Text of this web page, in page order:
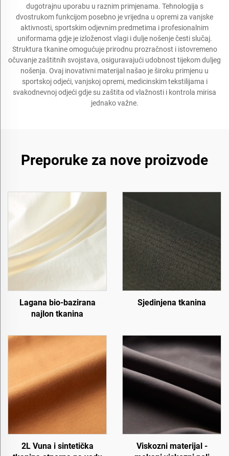
dugotrajnu uporabu u raznim primjenama. Tehnologija s
dvostrukom funkcijom posebno je vrijedna u opremi za vanjske
aktivnosti, sportskim odjevnim predmetima i profesionalnim
uniformama gdje je izloženost vlagi i dulje nošenje česti slučaj.
Struktura tkanine omogućuje prirodnu prozračnost i istovremeno
očuvanje zaštitnih svojstava, osiguravajući udobnost tijekom duljeg
nošenja. Ovaj inovativni materijal našao je široku primjenu u
sportskoj odjeći, vanjskoj opremi, medicinskim tekstilijama i
svakodnevnoj odjeći gdje su zaštita od vlažnosti i kontrola mirisa
jednako važne.
Preporuke za nove proizvode
Lagana bio-bazirana
najlon tkanina
Sjedinjena tkanina
2L Vuna i sintetička
Viskozni materijal -